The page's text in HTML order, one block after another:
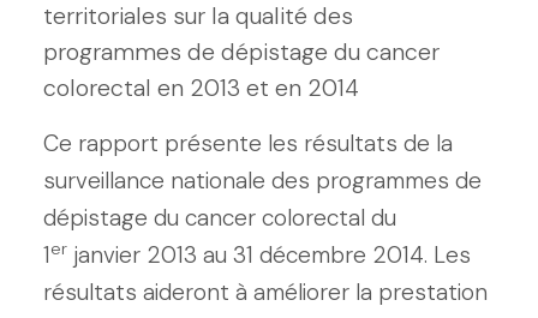
territoriales sur la qualité des
programmes de dépistage du cancer
colorectal en 2013 et en 2014
Ce rapport présente les résultats de la
surveillance nationale des programmes de
dépistage du cancer colorectal du
1er janvier 2013 au 31 décembre 2014. Les
résultats aideront à améliorer la prestation